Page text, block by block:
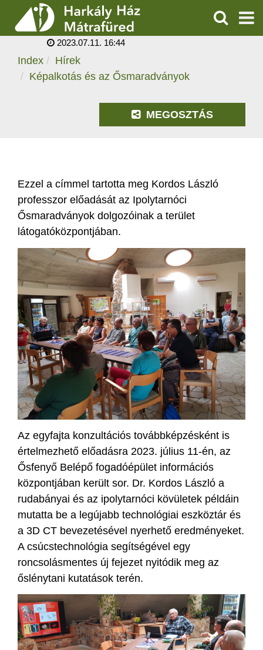
PROGRAMOK
KERESÉS
KÉPALKOTÁS ÉS AZ
ŐSMARADVÁNYOK
2023.07.11. 16:44
Index
Hírek
Képalkotás és az Ősmaradványok
MEGOSZTÁS
Ezzel a címmel tartotta meg Kordos László
professzor előadását az Ipolytarnóci
Ősmaradványok dolgozóinak a terület
látogatóközpontjában.
Az egyfajta konzultációs továbbképzésként is
értelmezhető előadásra 2023. július 11-én, az
Ősfenyő Belépő fogadóépület információs
központjában került sor. Dr. Kordos László a
rudabányai és az ipolytarnóci kövületek példáin
mutatta be a legújabb technológiai eszköztár és
a 3D CT bevezetésével nyerhető eredményeket.
A csúcstechnológia segítségével egy
roncsolásmentes új fejezet nyitódik meg az
őslénytani kutatások terén.